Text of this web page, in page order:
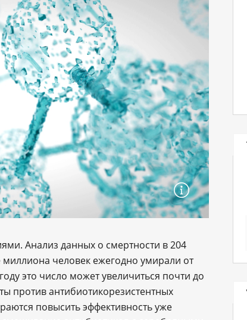
Анализ данных о смертности в 204
миллиона человек ежегодно умирали от
это число может увеличиться почти до
против антибиотикорезистентных
повысить эффективность уже